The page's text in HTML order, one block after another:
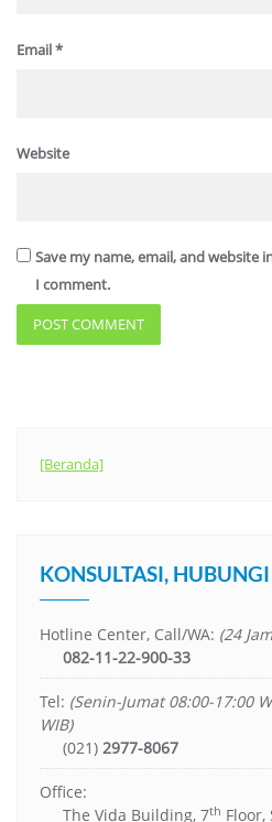
Email*
Website
Save my name, email, and website
I comment.
[Beranda]
KONSULTASI,
Hotline Center, Call/WA: (24
082-11-22-900-33
Tel: (Senin-Jumat 08:00-17:00
WIB)
(021) 2977-8067
Office:
The Vida Building, 7th Floor,